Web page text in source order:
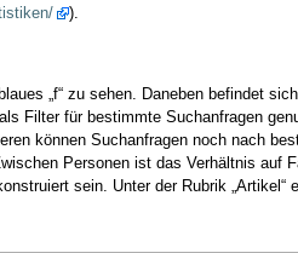
).
„f“ zu sehen. Daneben befindet
Filter für bestimmte Suchanfragen
können Suchanfragen noch
Personen ist das Verhältnis
sein. Unter der Rubrik